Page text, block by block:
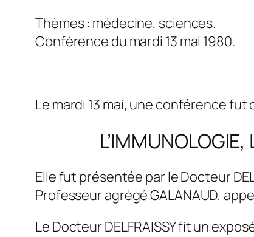
Thèmes : médecine, sciences.
Conférence du mardi 13 mai 1980.
Le mardi 13 mai, une conférence fut
L’IMMUNOLOGIE,
Elle fut présentée par le Docteur
Professeur agrégé GALANAUD,
Le Docteur DELFRAISSY fit un